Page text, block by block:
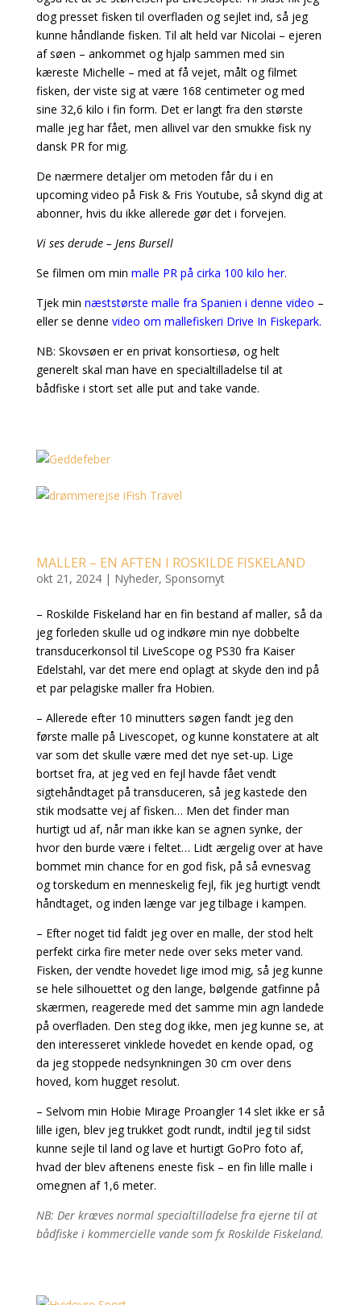
dog presset fisken til overfladen og sejlet ind, så jeg
kunne håndlande fisken. Til alt held var Nicolai – ejeren
af søen – ankommet og hjalp sammen med sin
kæreste Michelle – med at få vejet, målt og filmet
fisken, der viste sig at være 168 centimeter og med
sine 32,6 kilo i fin form. Det er langt fra den største
malle jeg har fået, men allivel var den smukke fisk ny
dansk PR for mig.
De nærmere detaljer om metoden får du i en
upcoming video på Fisk & Fris Youtube, så skynd dig at
abonner, hvis du ikke allerede gør det i forvejen.
Vi ses derude – Jens Bursell
Se filmen om min malle PR på cirka 100 kilo her.
Tjek min næststørste malle fra Spanien i denne video –
eller se denne video om mallefiskeri Drive In Fiskepark.
NB: Skovsøen er en privat konsortiesø, og helt
generelt skal man have en specialtilladelse til at
bådfiske i stort set alle put and take vande.
MALLER – EN AFTEN I ROSKILDE FISKELAND
okt 21, 2024| Nyheder, Sponsornyt
– Roskilde Fiskeland har en fin bestand af maller, så da
jeg forleden skulle ud og indkøre min nye dobbelte
transducerkonsol til LiveScope og PS30 fra Kaiser
Edelstahl, var det mere end oplagt at skyde den ind på
et par pelagiske maller fra Hobien.
– Allerede efter 10 minutters søgen fandt jeg den
første malle på Livescopet, og kunne konstatere at alt
var som det skulle være med det nye set-up. Lige
bortset fra, at jeg ved en fejl havde fået vendt
sigtehåndtaget på transduceren, så jeg kastede den
stik modsatte vej af fisken… Men det finder man
hurtigt ud af, når man ikke kan se agnen synke, der
hvor den burde være i feltet… Lidt ærgelig over at have
bommet min chance for en god fisk, på så evnesvag
og torskedum en menneskelig fejl, fik jeg hurtigt vendt
håndtaget, og inden længe var jeg tilbage i kampen.
– Efter noget tid faldt jeg over en malle, der stod helt
perfekt cirka fire meter nede over seks meter vand.
Fisken, der vendte hovedet lige imod mig, så jeg kunne
se hele silhouettet og den lange, bølgende gatfinne på
skærmen, reagerede med det samme min agn landede
på overfladen. Den steg dog ikke, men jeg kunne se, at
den interesseret vinklede hovedet en kende opad, og
da jeg stoppede nedsynkningen 30 cm over dens
hoved, kom hugget resolut.
– Selvom min Hobie Mirage Proangler 14 slet ikke er så
lille igen, blev jeg trukket godt rundt, indtil jeg til sidst
kunne sejle til land og lave et hurtigt GoPro foto af,
hvad der blev aftenens eneste fisk – en fin lille malle i
omegnen af 1,6 meter.
NB: Der kræves normal specialtilladelse fra ejerne til at
bådfiske i kommercielle vande som fx Roskilde Fiskeland.